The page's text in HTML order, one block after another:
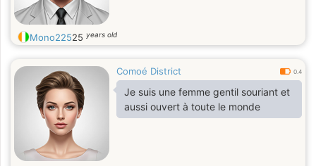
Mono22525 years old
Comoé District 0.4
Je suis une femme gentil souriant et
aussi ouvert à toute le monde